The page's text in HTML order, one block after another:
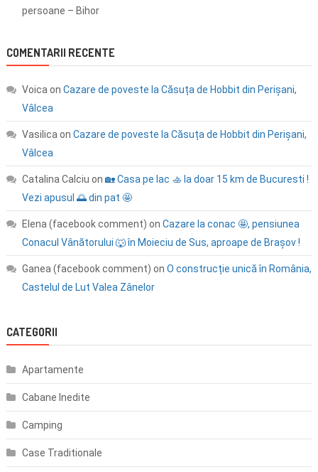
persoane – Bihor
COMENTARII RECENTE
Voica on Cazare de poveste la Căsuța de Hobbit din Perișani,
Vâlcea
Vasilica on Cazare de poveste la Căsuța de Hobbit din Perișani,
Vâlcea
Catalina Calciu on 🏡 Casa pe lac 🚣 la doar 15 km de Bucuresti !
Vezi apusul 🌅 din pat 🤩
Elena (facebook comment) on Cazare la conac 🤩, pensiunea
Conacul Vânătorului 🐺 în Moieciu de Sus, aproape de Brașov !
Ganea (facebook comment) on O construcție unică în România,
Castelul de Lut Valea Zânelor
CATEGORII
Apartamente
Cabane Inedite
Camping
Case Traditionale